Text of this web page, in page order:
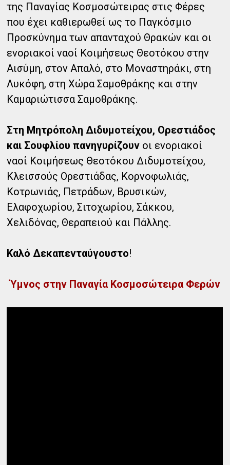
της Παναγίας Κοσμοσώτειρας στις Φέρες
που έχει καθιερωθεί ως το Παγκόσμιο
Προσκύνημα των απανταχού Θρακών και οι
ενοριακοί ναοί Κοιμήσεως Θεοτόκου στην
Αισύμη, στον Απαλό, στο Μοναστηράκι, στη
Λυκόφη, στη Χώρα Σαμοθράκης και στην
Καμαριώτισσα Σαμοθράκης.
Στη Μητρόπολη Διδυμοτείχου, Ορεστιάδος
και Σουφλίου πανηγυρίζουν οι ενοριακοί
ναοί Κοιμήσεως Θεοτόκου Διδυμοτείχου,
Κλεισσούς Ορεστιάδας, Κορνοφωλιάς,
Κοτρωνιάς, Πετράδων, Βρυσικών,
Ελαφοχωρίου, Σιτοχωρίου, Σάκκου,
Χελιδόνας, Θεραπειού και Πάλλης.
Καλό Δεκαπενταύγουστο!
Ύμνος στην Παναγία Κοσμοσώτειρα Φερών